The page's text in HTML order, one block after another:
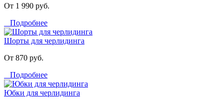
От 1 990 руб.
Подробнее
Шорты для черлидинга
От 870 руб.
Подробнее
Юбки для черлидинга